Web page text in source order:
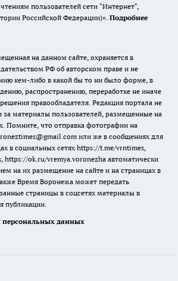
пользователей сети "Интернет",
Российской Федерации)». Подробнее
на данном сайте, охраняется в
РФ об авторском праве и не
кем-либо в какой бы то ни было форме, в
распространению, переработке не иначе
правообладателя. Редакция портала не
за материалы пользователей, размещенные на
Помните, что отправка фотографии на
или же в сообщениях для
в социальных сетях https://t.me/vrntimes,
, https://ok.ru/vremya.voronezha автоматически
на их размещение на сайте и на страницах в
Время Воронежа может передать
страницы в соцсетях материалы в
публикации.
персональных данных